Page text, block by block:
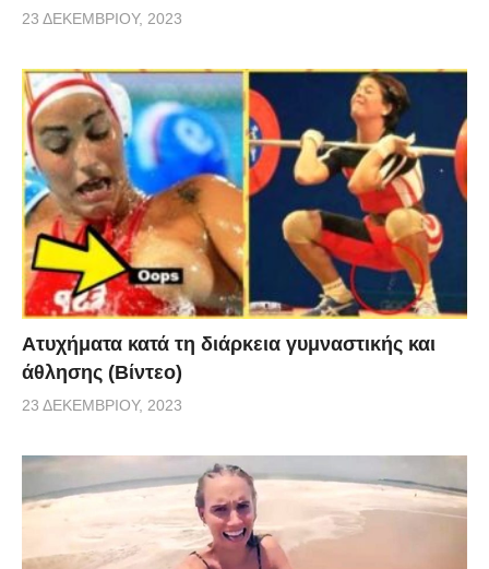
23 ΔΕΚΕΜΒΡΊΟΥ, 2023
Aτυχήματα κατά τη διάρκεια γυμναστικής και
άθλησης (Βίντεο)
23 ΔΕΚΕΜΒΡΊΟΥ, 2023